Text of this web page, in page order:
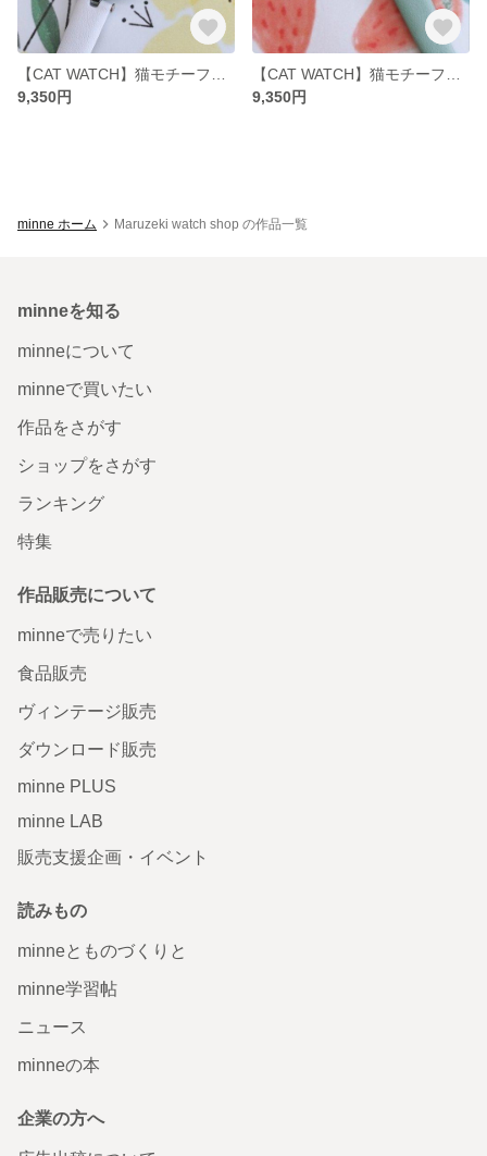
9,350円
9,350円
minne ホーム Maruzeki watch shop の作品一覧
minneを知る
minneについて
minneで買いたい
作品をさがす
ショップをさがす
ランキング
特集
作品販売について
minneで売りたい
食品販売
ヴィンテージ販売
ダウンロード販売
minne PLUS
minne LAB
販売支援企画・イベント
読みもの
minneとものづくりと
minne学習帖
ニュース
minneの本
企業の方へ